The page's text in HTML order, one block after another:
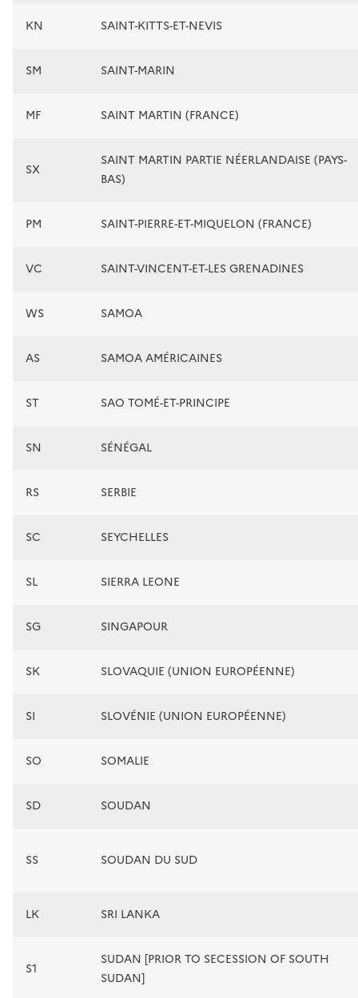
KN SAINT-KITTS-ET-NEVIS
SM SAINT-MARIN
MF SAINT MARTIN (FRANCE)
SX
SAINT MARTIN PARTIE NÉERLANDAISE (PAYS-
BAS)
PM SAINT-PIERRE-ET-MIQUELON (FRANCE)
VC SAINT-VINCENT-ET-LES GRENADINES
WS SAMOA
AS SAMOA AMÉRICAINES
ST SAO TOMÉ-ET-PRINCIPE
SN SÉNÉGAL
RS SERBIE
SC SEYCHELLES
SL SIERRA LEONE
SG SINGAPOUR
SK SLOVAQUIE (UNION EUROPÉENNE)
SI SLOVÉNIE (UNION EUROPÉENNE)
SO SOMALIE
SD SOUDAN
SS SOUDAN DU SUD
LK SRI LANKA
S1
SUDAN [PRIOR TO SECESSION OF SOUTH
SUDAN]